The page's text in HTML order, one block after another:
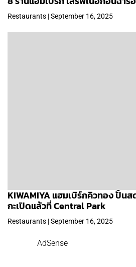
Restaurants | September 16, 2025
KIWAMIYA แฮมเบิร์กคิวทอง ปั้น
กะเปิดแล้วที่ Central Park
Restaurants | September 16, 2025
AdSense